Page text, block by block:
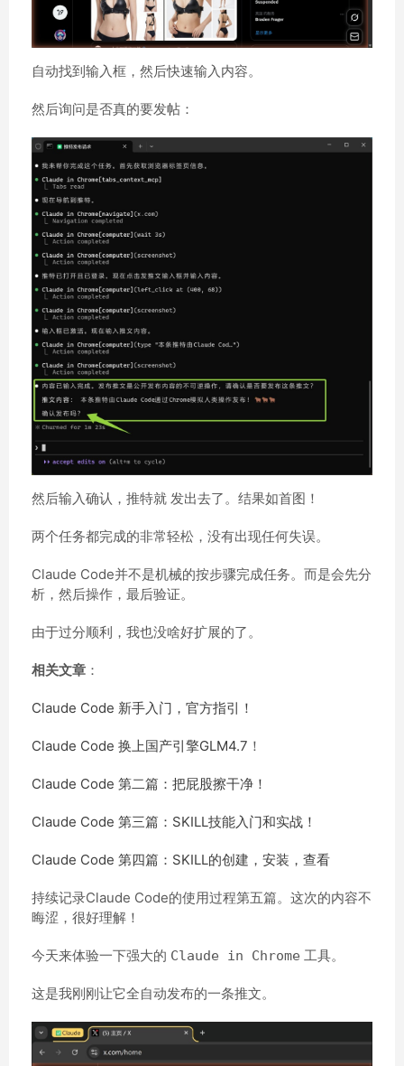
自动找到输入框，然后快速输入内容。
然后询问是否真的要发帖：
然后输入确认，推特就 发出去了。结果如首图！
两个任务都完成的非常轻松，没有出现任何失误。
Claude Code并不是机械的按步骤完成任务。而是会先分
析，然后操作，最后验证。
由于过分顺利，我也没啥好扩展的了。
相关文章 ：
Claude Code 新手入门，官方指引！
Claude Code 换上国产引擎GLM4.7 ！
Claude Code 第二篇：把屁股擦干净！
Claude Code 第三篇：SKILL技能入门和实战！
Claude Code 第四篇：SKILL的创建，安装，查看
持续记录Claude Code的使用过程第五篇。这次的内容不
晦涩，很好理解！
今天来体验一下强大的 Claude in Chrome 工具。
这是我刚刚让它全自动发布的一条推文。